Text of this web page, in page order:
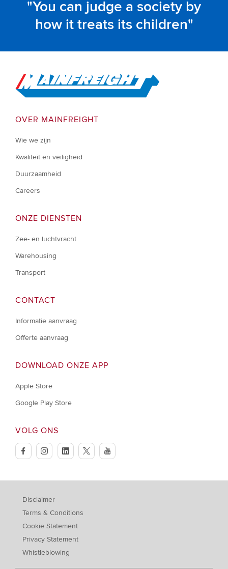
You can judge a society by
how it treats its children
Go to Home
OVER MAINFREIGHT
Wie we zijn
Kwaliteit en veiligheid
Duurzaamheid
Careers
ONZE DIENSTEN
Zee- en luchtvracht
Warehousing
Transport
CONTACT
Informatie aanvraag
Offerte aanvraag
DOWNLOAD ONZE APP
Apple Store
Google Play Store
VOLG ONS
facebookinstagramlinkedintwitteryoutube
Disclaimer
Terms & Conditions
Cookie Statement
Privacy Statement
Whistleblowing